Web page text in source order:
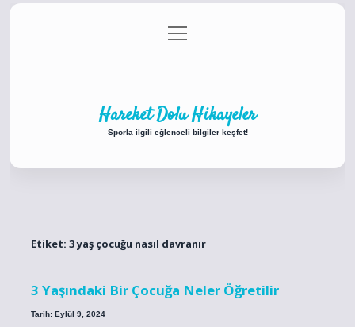
Gizlilik Politikası
menüyü
aç
Hareket Dolu Hikayeler
Sporla ilgili eğlenceli bilgiler keşfet!
Etiket: 3 yaş çocuğu nasıl davranır
3 Yaşındaki Bir Çocuğa Neler Öğretilir
Tarih: Eylül 9, 2024